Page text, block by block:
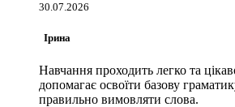
30.07.2026
Ірина
Навчання проходить легко та
допомагає освоїти базову
правильно вимовляти слова.